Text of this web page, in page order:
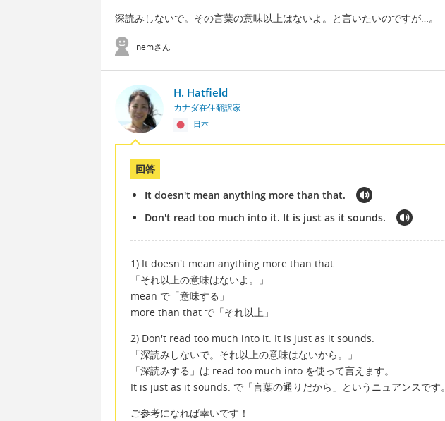
深読みしないで。その言葉の意味以上はないよ。と言いたいのですが…。
nemさん
H. Hatfield
カナダ在住翻訳家
日本
回答
It doesn't mean anything more than that.
Don't read too much into it. It is just as it sounds.
1) It doesn't mean anything more than that.
「それ以上の意味はないよ。」
mean で「意味する」
more than that で「それ以上」
2) Don't read too much into it. It is just as it sounds.
「深読みしないで。それ以上の意味はないから。」
「深読みする」は read too much into を使って言えます。
It is just as it sounds. で「言葉の通りだから」というニュアンスです。
ご参考になれば幸いです！